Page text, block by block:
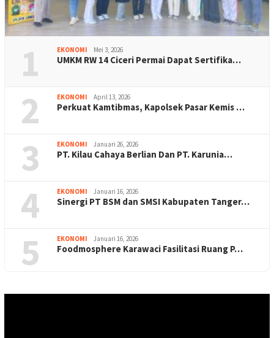
1 EKONOMI Mei 3, 2026
UMKM RW 14 Ciceri Permai Dapat Sertifika…
2 EKONOMI April 13, 2026
Perkuat Kamtibmas, Kapolsek Pasar Kemis …
3 EKONOMI Januari 26, 2026
PT. Kilau Cahaya Berlian Dan PT. Karunia…
4 EKONOMI Januari 16, 2026
Sinergi PT BSM dan SMSI Kabupaten Tanger…
5 EKONOMI Januari 16, 2026
Foodmosphere Karawaci Fasilitasi Ruang P…